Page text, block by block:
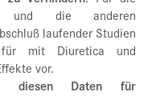
und die anderen
laufender Studien
mit Diuretica und
vor.
diesen Daten für